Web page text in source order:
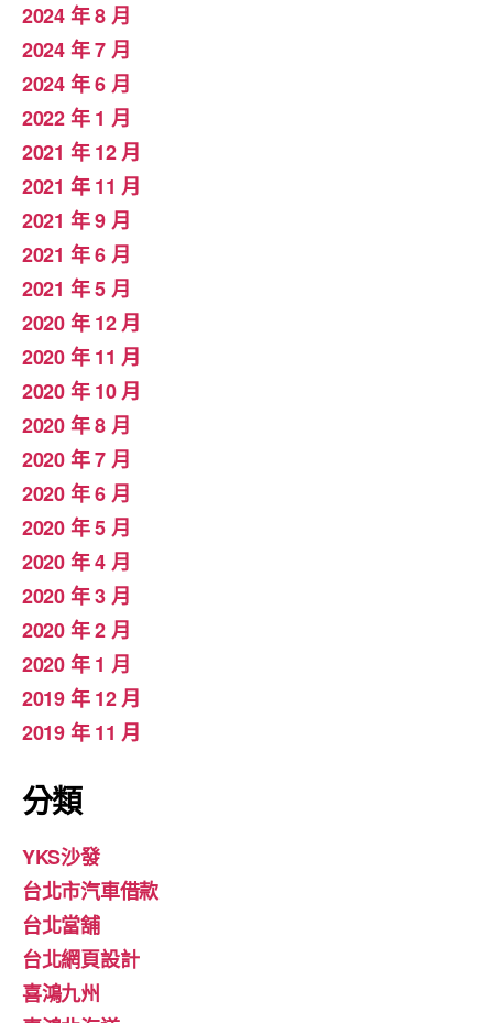
2024 年 8 月
2024 年 7 月
2024 年 6 月
2022 年 1 月
2021 年 12 月
2021 年 11 月
2021 年 9 月
2021 年 6 月
2021 年 5 月
2020 年 12 月
2020 年 11 月
2020 年 10 月
2020 年 8 月
2020 年 7 月
2020 年 6 月
2020 年 5 月
2020 年 4 月
2020 年 3 月
2020 年 2 月
2020 年 1 月
2019 年 12 月
2019 年 11 月
分類
YKS沙發
台北市汽車借款
台北當舖
台北網頁設計
喜鴻九州